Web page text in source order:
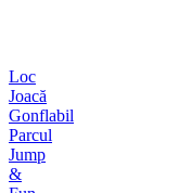
Loc
Joacă
Gonflabil
Parcul
Jump
&